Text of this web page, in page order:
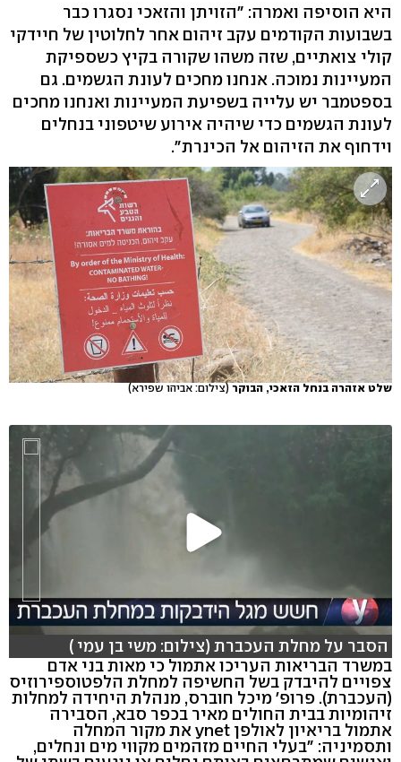
היא הוסיפה ואמרה: "הזויתן והזאכי נסגרו כבר
בשבועות הקודמים עקב זיהום אחר לחלוטין של חיידקי
קולי צואתיים, שזה משהו שקורה בקיץ כשספיקת
המעיינות נמוכה. אנחנו מחכים לעונת הגשמים. גם
בספטמבר יש עלייה בשפיעת המעיינות ואנחנו מחכים
לעונת הגשמים כדי שיהיה אירוע שיטפוני בנחלים
וידחוף את הזיהום אל הכינרת".
שלט אזהרה בנחל הזאכי, הבוקר(צילום: אביהו שפירא)
הסבר על מחלת העכברת (צילום: משי בן עמי )
במשרד הבריאות העריכו אתמול כי מאות בני אדם
צפויים להיבדק בשל החשיפה למחלת הלפטוספירוזיס
(העכברת). פרופ' מיכל חוברס, מנהלת היחידה למחלות
זיהומיות בבית החולים מאיר בכפר סבא, הסבירה
אתמול בריאיון לאולפן ynet את מקור המחלה
ותסמיניה: "בעלי החיים מזהמים מקווי מים ונחלים,